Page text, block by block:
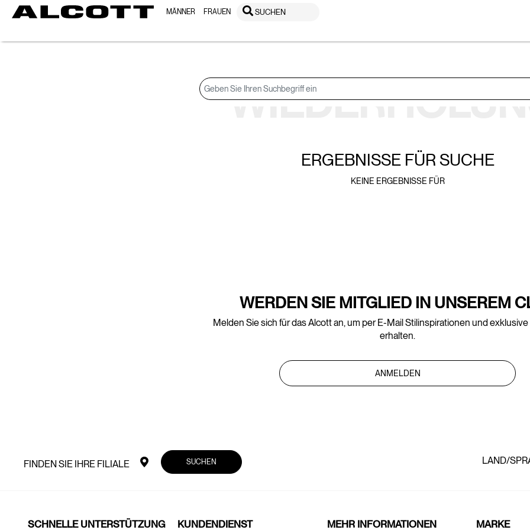
MÄNNER FRAUEN SUCHEN
Suchergebnisse
ERGEBNISSE FÜR SUCHE
KEINE ERGEBNISSE FÜR
WERDEN SIE MITGLIED IN UNSEREM
Melden Sie sich für das Alcott an, um per E-Mail Stilinspirationen und
erhalten.
ANMELDEN
FINDEN SIE IHRE FILIALE SUCHEN LAND/
SCHNELLE UNTERSTÜTZUNG KUNDENDIENST MEHR INFORMATIONEN MARKE